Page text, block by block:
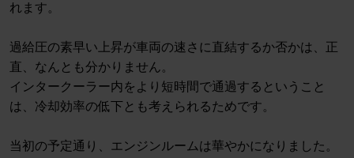
れます。
過給圧の素早い上昇が車両の速さに直結するか否かは、正
直、なんとも分かりません。
インタークーラー内をより短時間で通過するということ
は、冷却効率の低下とも考えられるためです。
当初の予定通り、エンジンルームは華やかになりました。